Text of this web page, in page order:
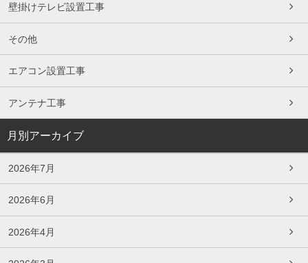
壁掛けテレビ設置工事
その他
エアコン設置工事
アンテナ工事
月別アーカイブ
2026年7月
2026年6月
2026年4月